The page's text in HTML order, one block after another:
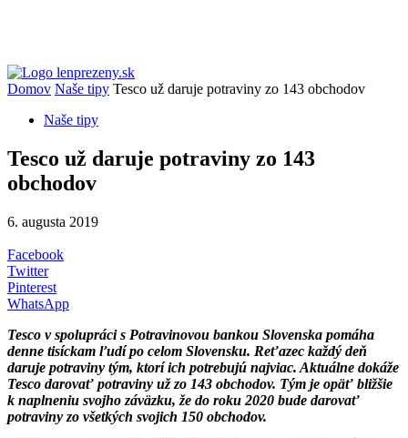
Domov Naše tipy Tesco už daruje potraviny zo 143 obchodov
Naše tipy
Tesco už daruje potraviny zo 143
obchodov
6. augusta 2019
Facebook
Twitter
Pinterest
WhatsApp
Tesco v spolupráci s Potravinovou bankou Slovenska pomáha
denne tisíckam ľudí po celom Slovensku. Reťazec každý deň
daruje potraviny tým, ktorí ich potrebujú najviac. Aktuálne dokáže
Tesco darovať potraviny už zo 143 obchodov. Tým je opäť bližšie
k naplneniu svojho záväzku, že do roku 2020 bude darovať
potraviny zo všetkých svojich 150 obchodov.